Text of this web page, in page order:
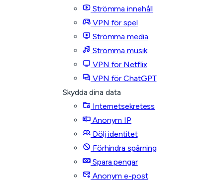
Strömma innehåll
VPN för spel
Strömma media
Strömma musik
VPN för Netflix
VPN för ChatGPT
Skydda dina data
Internetsekretess
Anonym IP
Dölj identitet
Förhindra spårning
Spara pengar
Anonym e-post